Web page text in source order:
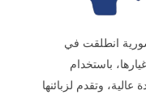
انطلقت في
باستخدام
عالية، وتقدم لزبائنها